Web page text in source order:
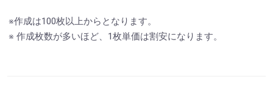
※作成は100枚以上からとなります。
※ 作成枚数が多いほど、1枚単価は割安になります。